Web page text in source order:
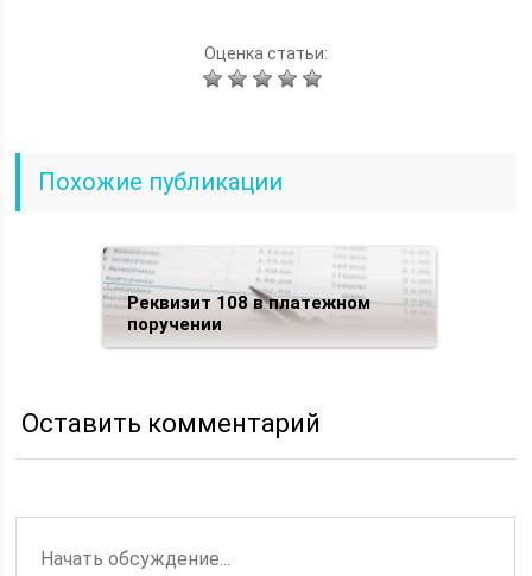
Оценка статьи:
Похожие публикации
Реквизит 108 в платежном
поручении
Оставить комментарий